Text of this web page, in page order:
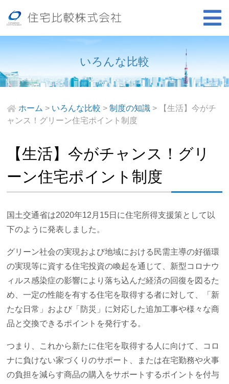
いろんな比較
ホーム > いろんな比較 > 制度の知識>
【生活】今がチ
ャンス！グリーン住宅ポイント制度
【生活】今がチャンス！グリ
ーン住宅ポイント制度
国土交通省は2020年12月15日に住宅所得支援策として以
下のように発表しました。
グリーン社会の実現および地域における民需主導の好循環
の実現等に資する住宅投資の喚起を通じて、新型コロナウ
ィルス感染症の影響により落ち込んだ経済の回復を図るた
め、一定の性能を有する住宅を取得する者に対して、「新
たな日常」および「防災」に対応した追加工事や様々な商
品と交換できるポイントを発行する。
つまり、これから新たに住宅を取得する人に向けて、コロ
ナに負けない家づくりのサポート、または在宅勤務や火事
の負担を減らす商品の購入をサポートするポイントを付与